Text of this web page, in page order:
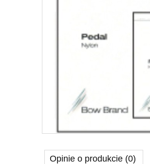
Opinie o produkcie (0)